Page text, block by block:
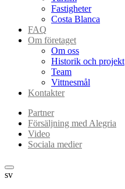
Fastigheter
Costa Blanca
FAQ
Om företaget
Om oss
Historik och projekt
Team
Vittnesmål
Kontakter
Partner
Försäljning med Alegria
Video
Sociala medier
sv